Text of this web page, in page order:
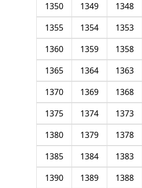
1348
1349
1350
1353
1354
1355
1358
1359
1360
1363
1364
1365
1368
1369
1370
1373
1374
1375
1378
1379
1380
1383
1384
1385
1388
1389
1390